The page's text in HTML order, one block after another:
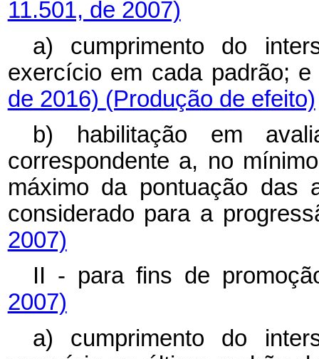
11.501, de 2007)
a) cumprimento do
exercício em cada padrão;
de 2016) (Produção de efeito)
b) habilitação em
correspondente a, no
máximo da pontuação das
considerado para a
2007)
II - para fins de
2007)
a) cumprimento do